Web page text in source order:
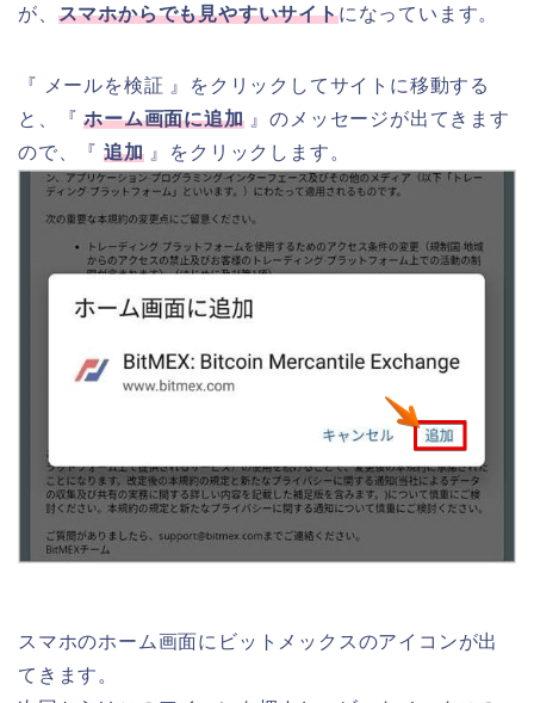
が、 スマホからでも見やすいサイトになっています。
『 メールを検証 』をクリックしてサイトに移動する
と、『ホーム画面に追加』のメッセージが出てきます
ので、『 追加』をクリックします。
スマホのホーム画面にビットメックスのアイコンが出
てきます。